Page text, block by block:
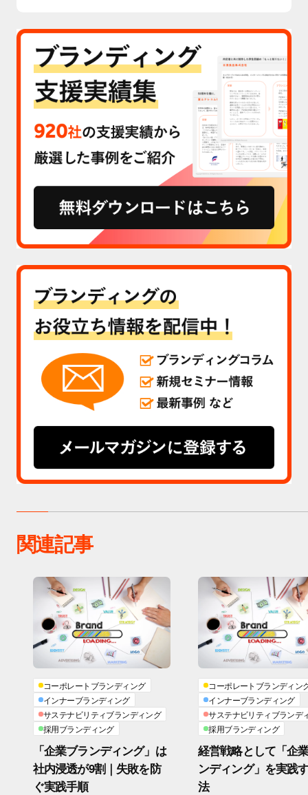
関連記事
コーポレートブランディング
インナーブランディング
サステナビリティブランディング
採用ブランディング
「企業ブランディング」は
社内浸透が9割｜失敗を防
ぐ実践手順
コーポレートブランディン
インナーブランディング
サステナビリティブランデ
採用ブランディング
経営戦略として「企
ンディング」を実践
法